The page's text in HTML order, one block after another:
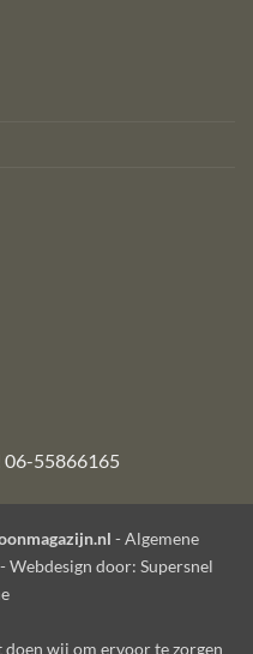
06-55866165
- Algemene
Webdesign door: Supersnel
doen wij om ervoor te zorgen